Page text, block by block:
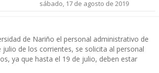
sábado, 17 de agosto de 2019
de Nariño el personal administrativo de
de los corrientes, se solicita al personal
ya que hasta el 19 de julio, deben estar